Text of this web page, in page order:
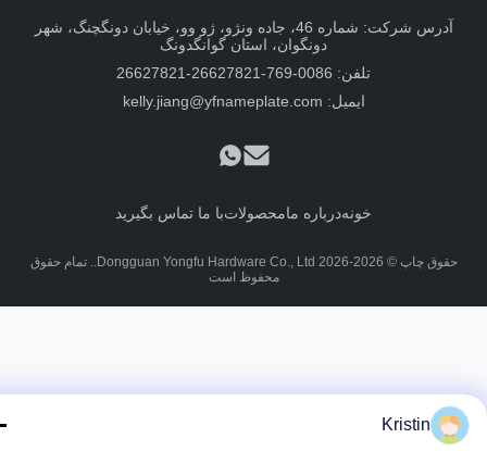
آدرس شرکت: شماره 46، جاده ونژو، ژو وو، خیابان دونگچنگ، شهر
دونگوان، استان گوانگدونگ
تلفن: 0086-769-26627821-26627821
ایمیل:kelly.jiang@yfnameplate.com
درباره مامحصولاتبا ما تماس بگیرید
حقوق چاپ © 2026-2026 Dongguan Yongfu Hardware Co., Ltd.. تمام حقوق
محفوظ است
Kristin